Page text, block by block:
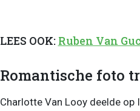
LEES OOK: Ruben Van
Romantische foto
Charlotte Van Looy deelde